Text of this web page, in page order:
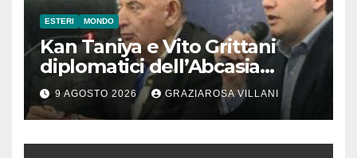
ESTERI MONDO
Kan Taniya e Vito Grittani
diplomatici dell’Abcasia
contro nota del governo
romeno. “Non si può invocare
la costruzione di ponti e allo
stesso tempo condannare
9 AGOSTO 2026 GRAZIAROSA VILLANI